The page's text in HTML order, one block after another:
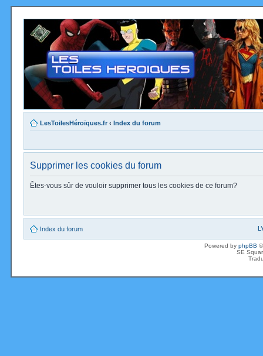
LesToilesHéroïques.fr ‹ Index du forum
Supprimer les cookies du forum
Êtes-vous sûr de vouloir supprimer tous les cookies de ce forum?
Index du forum
Powered by phpBB
SE